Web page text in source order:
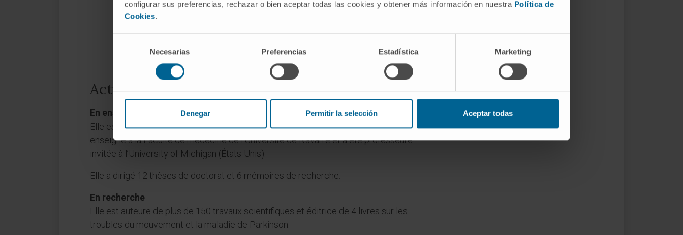
configurar sus preferencias, rechazar o bien aceptar todas las cookies y obtener más información en nuestra Política de
Cookies.
consentimiento
Necesarias Preferencias Estadística Marketing
Denegar Permitir la selección Aceptar todas
Activité
En enseignement
Elle est accréditée par l’ANECA comme professeure titulaire de neurologie. Elle
enseigne à la Faculté de médecine de l’Université de Navarre et a été professeure
invitée à l’University of Michigan (États-Unis).
Elle a dirigé 12 thèses de doctorat et 6 mémoires de recherche.
En recherche
Elle est auteure de plus de 150 travaux scientifiques et éditrice de 4 livres sur les
troubles du mouvement et la maladie de Parkinson.